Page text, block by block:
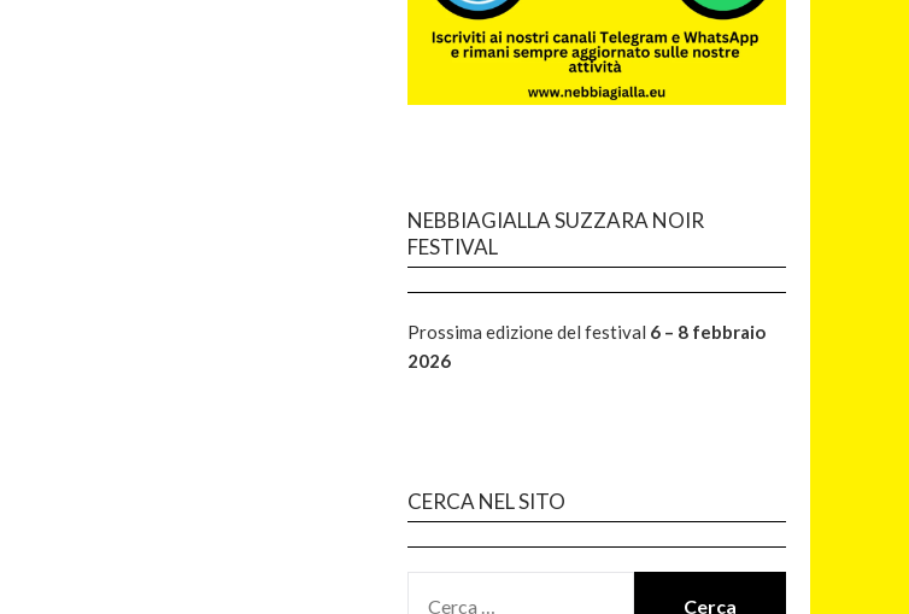
NEBBIAGIALLA SUZZARA NOIR
FESTIVAL
Prossima edizione del festival 6 – 8 febbraio
2026
CERCA NEL SITO